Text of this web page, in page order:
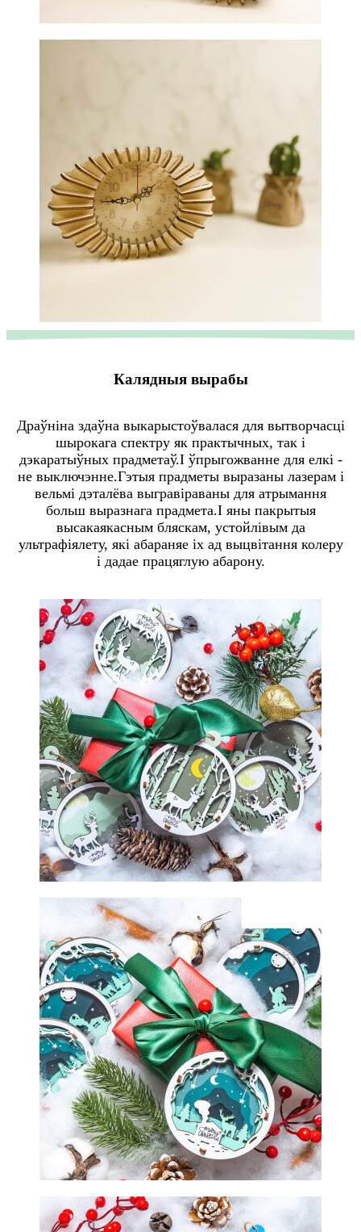
Калядныя вырабы
Драўніна здаўна выкарыстоўвалася для вытворчасці
шырокага спектру як практычных, так і
дэкаратыўных прадметаў.І ўпрыгожванне для елкі -
не выключэнне.Гэтыя прадметы выразаны лазерам і
вельмі дэталёва выгравіраваны для атрымання
больш выразнага прадмета.І яны пакрытыя
высакаякасным бляскам, устойлівым да
ультрафіялету, які абараняе іх ад выцвітання колеру
і дадае працяглую абарону.